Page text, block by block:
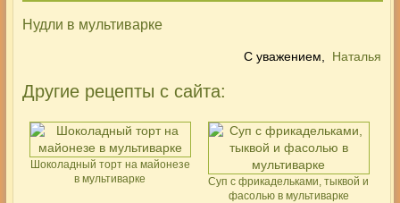
Нудли в мультиварке
С уважением, Наталья
Другие рецепты с сайта:
Шоколадный торт на майонезе
в мультиварке
Суп с фрикадельками, тыквой и
фасолью в мультиварке